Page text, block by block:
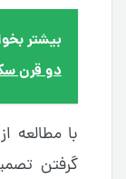
بیشتر
دو قرن
با مطالعه
گرفتن